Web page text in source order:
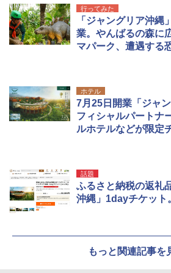
行ってみた
「ジャングリア沖縄
業。やんばるの森に
マパーク、遭遇する
ホテル
7月25日開業「ジャ
フィシャルパートナ
ルホテルなどが限定
話題
ふるさと納税の返礼
沖縄」1dayチケット
もっと関連記事を